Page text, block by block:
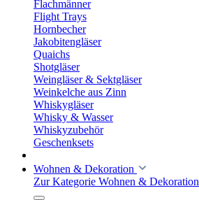
Flachmänner
Flight Trays
Hornbecher
Jakobitengläser
Quaichs
Shotgläser
Weingläser & Sektgläser
Weinkelche aus Zinn
Whiskygläser
Whisky & Wasser
Whiskyzubehör
Geschenksets
Wohnen & Dekoration
Zur Kategorie Wohnen & Dekoration